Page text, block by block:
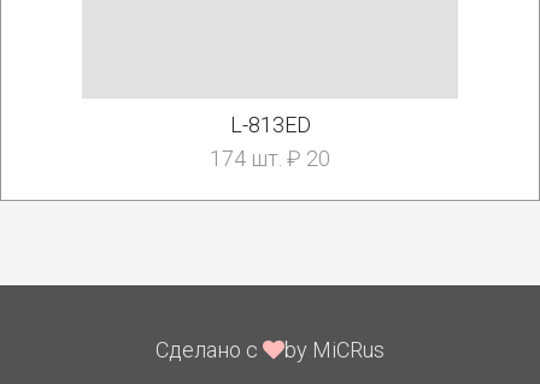
L-813ED
174 шт. ₽ 20
Сделано с by MiCRus